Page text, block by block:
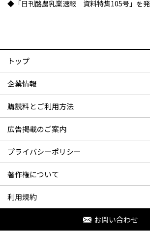
◆「日刊酪農乳業速報 資料特集105号」を
トップ
企業情報
購読料とご利用方法
広告掲載のご案内
プライバシーポリシー
著作権について
利用規約
お問い合わせ